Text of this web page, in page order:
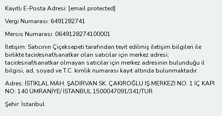
Kayıtlı E-Posta Adresi: [email protected]
Vergi Numarası: 6491282741
Mersis Numarası: 0649128274100001
İletişim: Satıcının Çiçeksepeti tarafından teyit edilmiş iletişim bilgileri ile
birlikte tacir/esnaf/sanatkar olan satıcılar için merkez adresi;
tacir/esnaf/sanatkar olmayan satıcılar için merkez adresinin bulunduğu il
bilgisi, ad, soyad ve T.C. kimlik numarası kayıt altında bulunmaktadır.
Adres: İSTİKLAL MAH. ŞADIRVAN SK. ÇAKIROĞLU IŞ MERKEZI NO: 1 İÇ KAPI
NO: 140 ÜMRANİYE/ İSTANBUL 1500047091/341/TUR
Şehir: İstanbul